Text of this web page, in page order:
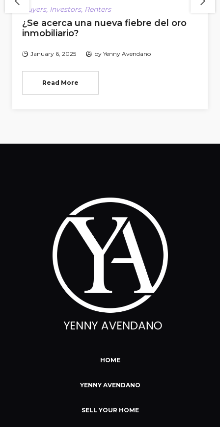
Buyers, Investors, Renters
¿Se acerca una nueva fiebre del oro
inmobiliario?
January 6, 2025 by Yenny Avendano
Read More
HOME
YENNY AVENDANO
SELL YOUR HOME